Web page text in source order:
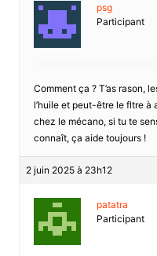
psg
Participant
Comment ça ? T’as rason,
l’huile et peut-être le fltre à
chez le mécano, si tu te
connaît, ça aide toujours !
2 juin 2025 à 23h12
patatra
Participant